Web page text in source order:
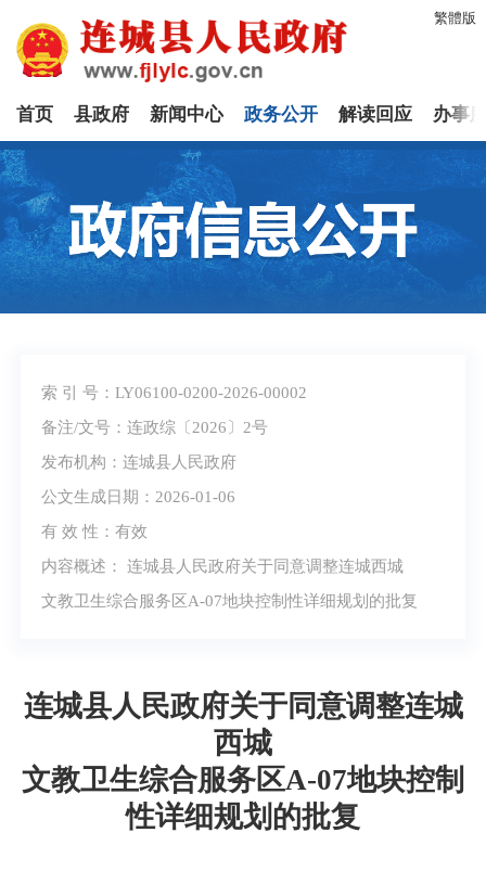
繁體版
首页 县政府 新闻中心 政务公开 解读回应 办事
索 引 号：LY06100-0200-2026-00002
备注/文号：连政综〔2026〕2号
发布机构：连城县人民政府
公文生成日期：2026-01-06
有 效 性：有效
内容概述： 连城县人民政府关于同意调整连城西城
文教卫生综合服务区A-07地块控制性详细规划的批复
连城县人民政府关于同意调整连城
西城
文教卫生综合服务区A-07地块控制
性详细规划的批复